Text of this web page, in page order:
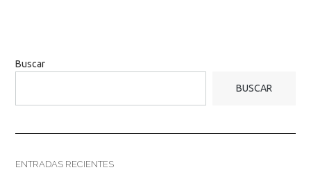
Buscar
BUSCAR
ENTRADAS RECIENTES